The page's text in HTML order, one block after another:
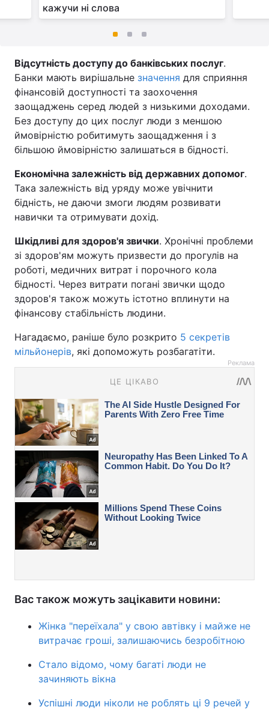
кажучи ні слова
Відсутність доступу до банківських послуг.
Банки мають вирішальне значення для сприяння
фінансовій доступності та заохочення
заощаджень серед людей з низькими доходами.
Без доступу до цих послуг люди з меншою
ймовірністю робитимуть заощадження і з
більшою ймовірністю залишаться в бідності.
Економічна залежність від державних допомог.
Така залежність від уряду може увічнити
бідність, не даючи змоги людям розвивати
навички та отримувати дохід.
Шкідливі для здоров'я звички. Хронічні проблеми
зі здоров'ям можуть призвести до прогулів на
роботі, медичних витрат і порочного кола
бідності. Через витрати погані звички щодо
здоров'я також можуть істотно вплинути на
фінансову стабільність людини.
Нагадаємо, раніше було розкрито 5 секретів
мільйонерів, які допоможуть розбагатіти.
Реклама
Вас також можуть зацікавити новини:
Жінка "переїхала" у свою автівку і майже не
витрачає гроші, залишаючись безробітною
Стало відомо, чому багаті люди не
зачиняють вікна
Успішні люди ніколи не роблять ці 9 речей у